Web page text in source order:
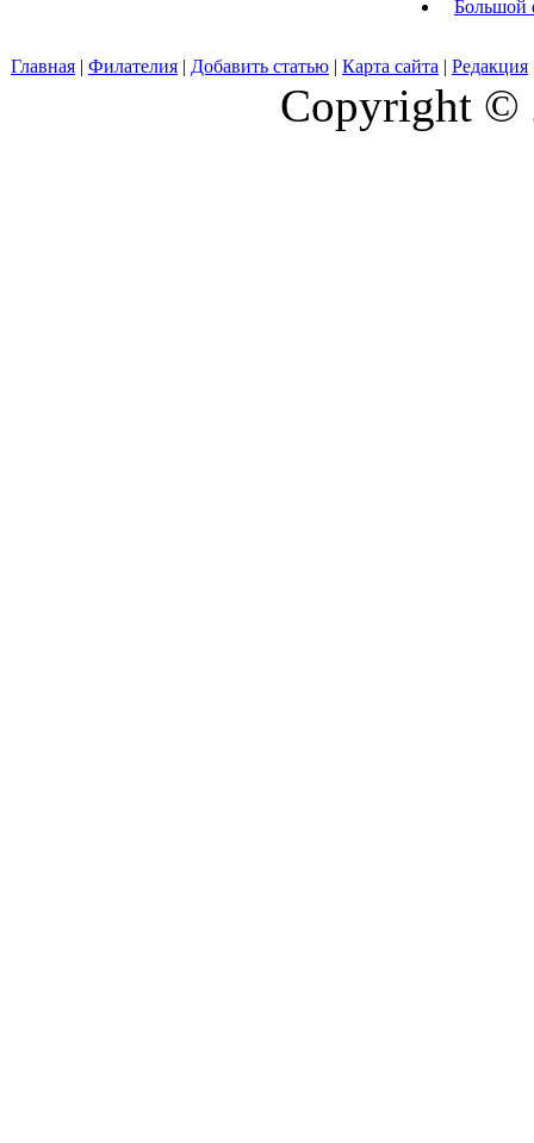
Большой
Главная | Филателия | Добавить статью | Карта сайта | Редакция
Copyright ©